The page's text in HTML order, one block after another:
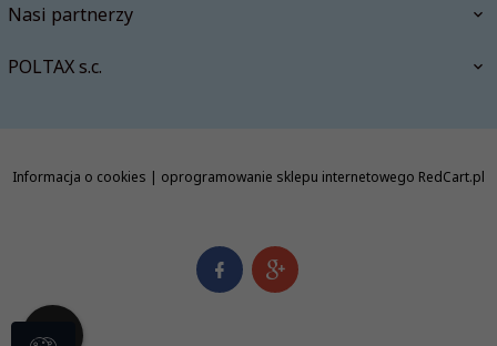
Nasi partnerzy
POLTAX s.c.
Informacja o cookies | oprogramowanie sklepu internetowego RedCart.pl